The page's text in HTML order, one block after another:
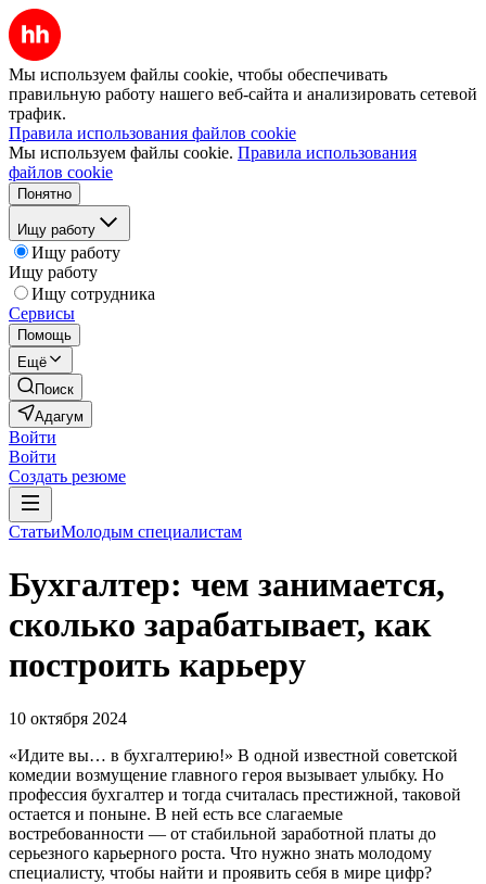
Мы используем файлы cookie, чтобы обеспечивать
правильную работу нашего веб-сайта и анализировать сетевой
трафик.
Правила использования файлов cookie
Мы используем файлы cookie. Правила использования
файлов cookie
Понятно
Ищу работу
Ищу работу
Ищу работу
Ищу сотрудника
Сервисы
Помощь
Ещё
Поиск
Адагум
Войти
Войти
Создать резюме
СтатьиМолодым специалистам
Бухгалтер: чем занимается,
сколько зарабатывает, как
построить карьеру
10 октября 2024
«Идите вы… в бухгалтерию!» В одной известной советской
комедии возмущение главного героя вызывает улыбку. Но
профессия бухгалтер и тогда считалась престижной, таковой
остается и поныне. В ней есть все слагаемые
востребованности — от стабильной заработной платы до
серьезного карьерного роста. Что нужно знать молодому
специалисту, чтобы найти и проявить себя в мире цифр?